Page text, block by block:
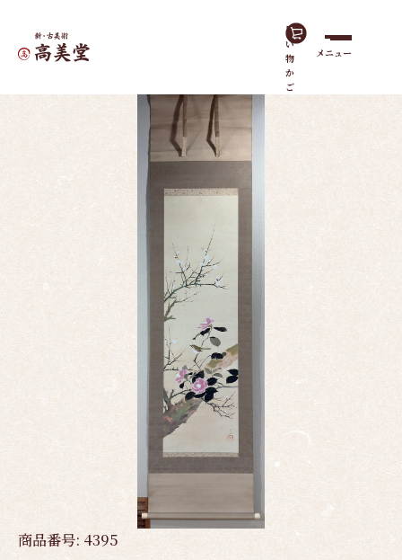
買
い
物
か
ご
メニュー
ホーム作品一覧
商品番号: 4395